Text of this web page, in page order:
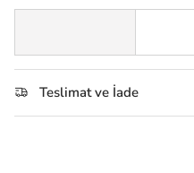
Teslimat ve İade